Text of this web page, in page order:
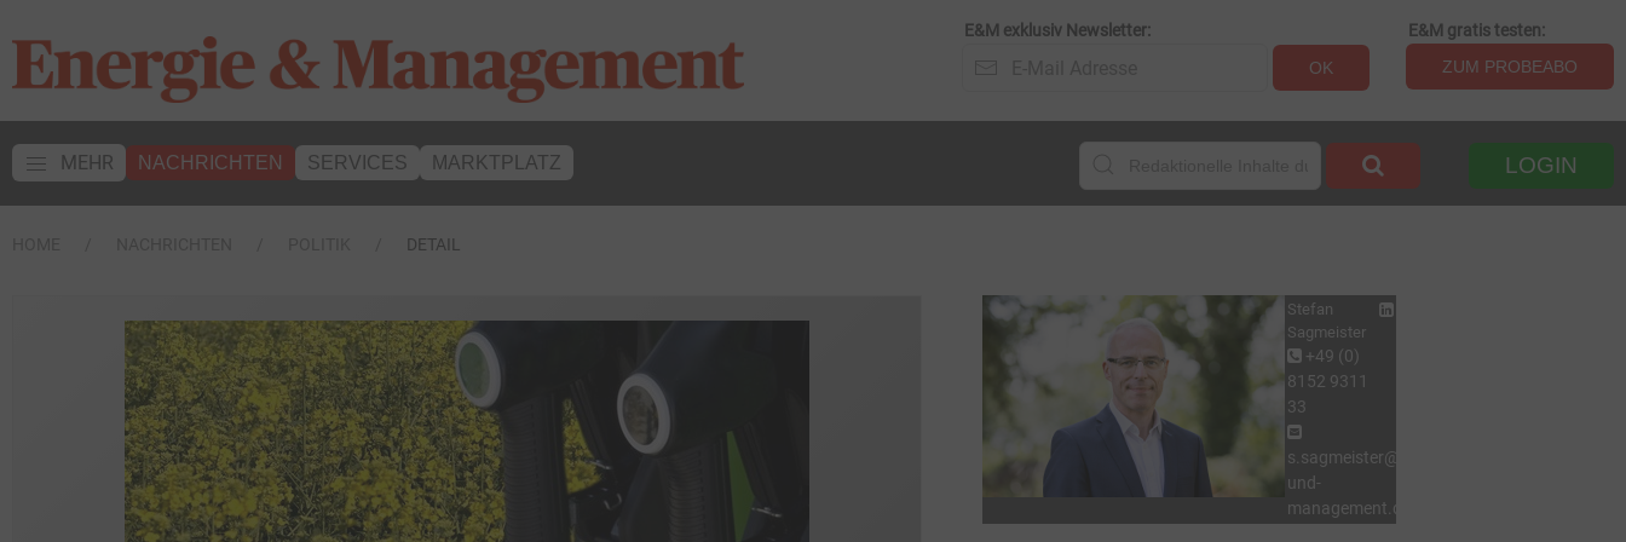
E&M exklusiv Newsletter:
OK
E&M gratis testen:
ZUM PROBEABO
MEHR NACHRICHTEN SERVICES MARKTPLATZ LOGIN
DETAIL
Stefan
Sagmeister
+49 (0)
8152 9311
33
s.sagmeister@energie-
und-
management.de